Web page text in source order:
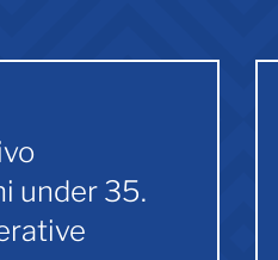
under 35.